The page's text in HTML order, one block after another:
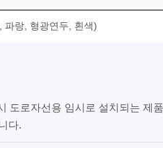
파랑, 형광연두, 흰색)
로자선용 임시로 설치되는 제
다.